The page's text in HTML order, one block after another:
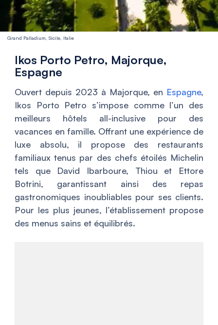
Grand Palladium, Sicile, Italie
Ikos Porto Petro, Majorque,
Espagne
Ouvert depuis 2023 à Majorque, en Espagne,
Ikos Porto Petro s’impose comme l’un des
meilleurs hôtels all-inclusive pour des
vacances en famille. Offrant une expérience de
luxe absolu, il propose des restaurants
familiaux tenus par des chefs étoilés Michelin
tels que David Ibarboure, Thiou et Ettore
Botrini, garantissant ainsi des repas
gastronomiques inoubliables pour ses clients.
Pour les plus jeunes, l’établissement propose
des menus sains et équilibrés.